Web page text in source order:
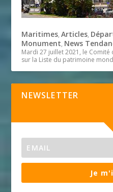
Maritimes,Articles,
Monument, News
Mardi 27 juillet 2021, le
sur la Liste du patrimoine
NEWSLETTER
Je